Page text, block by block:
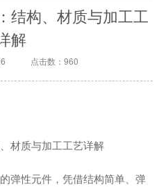
结构、材质与加工工
解
点击数：960
材质与加工工艺详解
弹性元件，凭借结构简单、弹